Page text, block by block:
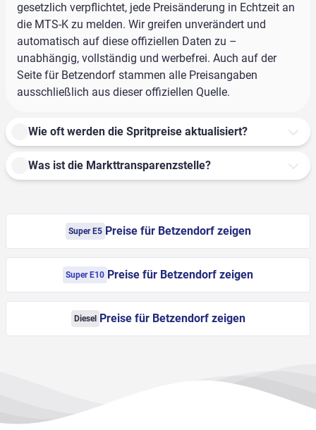
gesetzlich verpflichtet, jede Preisänderung in Echtzeit an
die MTS-K zu melden. Wir greifen unverändert und
automatisch auf diese offiziellen Daten zu –
unabhängig, vollständig und werbefrei. Auch auf der
Seite für Betzendorf stammen alle Preisangaben
ausschließlich aus dieser offiziellen Quelle.
Wie oft werden die Spritpreise aktualisiert?
Was ist die Markttransparenzstelle?
Super E5 Preise für Betzendorf zeigen
Super E10 Preise für Betzendorf zeigen
Diesel Preise für Betzendorf zeigen